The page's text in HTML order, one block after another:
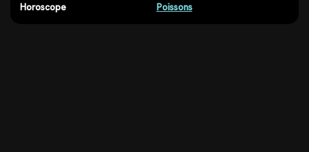
Horoscope Poissons